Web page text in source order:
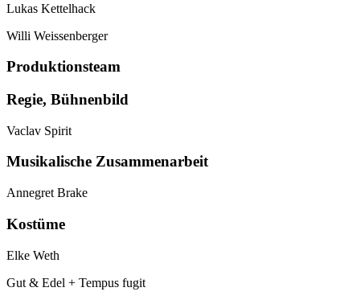
Lukas Kettelhack
Willi Weissenberger
Produktionsteam
Regie, Bühnenbild
Vaclav Spirit
Musikalische Zusammenarbeit
Annegret Brake
Kostüme
Elke Weth
Gut & Edel + Tempus fugit